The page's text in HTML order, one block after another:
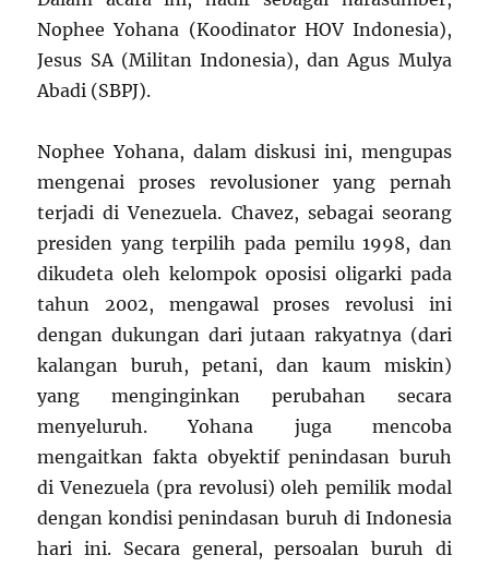
Nophee Yohana (Koodinator HOV Indonesia),
Jesus SA (Militan Indonesia), dan Agus Mulya
Abadi (SBPJ).
Nophee Yohana, dalam diskusi ini, mengupas
mengenai proses revolusioner yang pernah
terjadi di Venezuela. Chavez, sebagai seorang
presiden yang terpilih pada pemilu 1998, dan
dikudeta oleh kelompok oposisi oligarki pada
tahun 2002, mengawal proses revolusi ini
dengan dukungan dari jutaan rakyatnya (dari
kalangan buruh, petani, dan kaum miskin)
yang menginginkan perubahan secara
menyeluruh. Yohana juga mencoba
mengaitkan fakta obyektif penindasan buruh
di Venezuela (pra revolusi) oleh pemilik modal
dengan kondisi penindasan buruh di Indonesia
hari ini. Secara general, persoalan buruh di